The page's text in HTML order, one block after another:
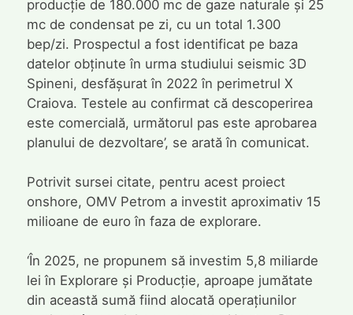
producție de 180.000 mc de gaze naturale și 25
mc de condensat pe zi, cu un total 1.300
bep/zi. Prospectul a fost identificat pe baza
datelor obținute în urma studiului seismic 3D
Spineni, desfășurat în 2022 în perimetrul X
Craiova. Testele au confirmat că descoperirea
este comercială, următorul pas este aprobarea
planului de dezvoltare’, se arată în comunicat.
Potrivit sursei citate, pentru acest proiect
onshore, OMV Petrom a investit aproximativ 15
milioane de euro în faza de explorare.
‘În 2025, ne propunem să investim 5,8 miliarde
lei în Explorare și Producție, aproape jumătate
din această sumă fiind alocată operațiunilor